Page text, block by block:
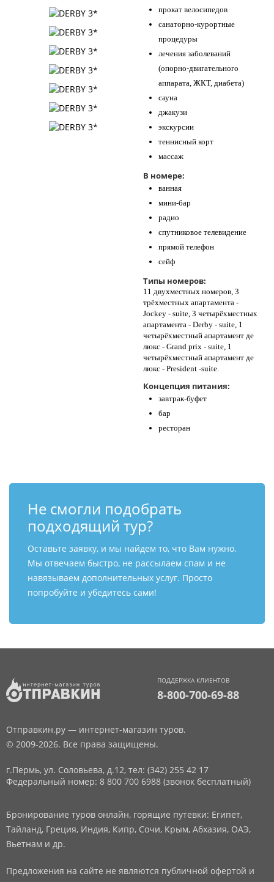
прокат велосипедов
санаторно-курортные
процедуры
лечения заболеваний
(опорно-двигательного
аппарата, ЖКТ, диабета)
сауна
джакузи
экскурсии
теннисный корт
массаж
В номере:
ванная
мини-бар
радио
спутниковое телевидение
прямой телефон
сейф
Типы номеров:
11 двухместных номеров, 3
трёхместных апартамента -
Jockey - suite, 3 четырёхместных
апартамента - Derby - suite, 1
четырёхместный апартамент де
люкс - Grand prix - suite, 1
четырёхместный апартамент де
люкс - President -suite.
Концепция питания:
завтрак-буфет
бар
ресторан
Не смогли подобрать
подходящий тур?
Оставьте заявку, и мы найдем то, что Вам нужно.
Мы отвечаем быстро, не рассылаем спам и не
навязываем дополнительных услуг. Просто
попробуйте и убедитесь сами!
ПОДДЕРЖКА КЛИЕНТОВ
8-800-700-69-88
Отправкин.ру — интернет-магазин туров.
© 2009-2026. Все права защищены.
г.Пермь, ул. Соловьева, д.12, тел: (342) 255 42 17
Федеральный номер: 8 800 700 6988 (звонок бесплатный)
Бронирование туров онлайн, горящие путевки: Египет,
Тайланд, Греция, Индия, Кипр, Сочи, Крым, Абхазия, ОАЭ,
Вьетнам и др.
Предложения на сайте не являются публичной офертой и